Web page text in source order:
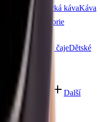
kávaAmerická kávaKáva
Další kategorie
čaje Ovocné čajeDětské
Ostatní nápoje
Další